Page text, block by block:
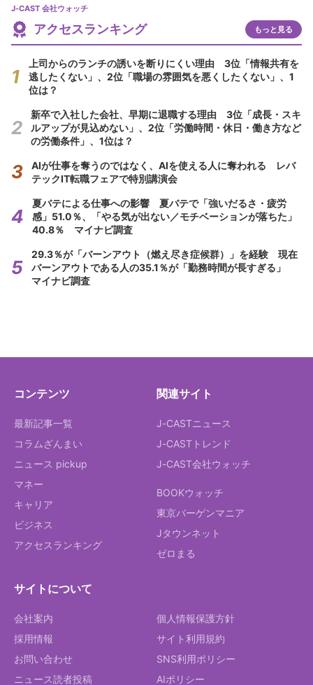
J-CAST 会社ウォッチ
アクセスランキング もっと見る
上司からのランチの誘いを断りにくい理由 3位「情報共有を
逃したくない」、2位「職場の雰囲気を悪くしたくない」、1
位は？
新卒で入社した会社、早期に退職する理由 3位「成長・スキ
ルアップが見込めない」、2位「労働時間・休日・働き方など
の労働条件」、1位は？
AIが仕事を奪うのではなく、AIを使える人に奪われる レバ
テックIT転職フェアで特別講演会
夏バテによる仕事への影響 夏バテで「強いだるさ・疲労
感」51.0％、「やる気が出ない／モチベーションが落ちた」
40.8％ マイナビ調査
29.3％が「バーンアウト（燃え尽き症候群）」を経験 現在
バーンアウトである人の35.1％が「勤務時間が長すぎる」
マイナビ調査
コンテンツ
最新記事一覧
コラムざんまい
ニュース pickup
マネー
キャリア
ビジネス
アクセスランキング
関連サイト
J-CASTニュース
J-CASTトレンド
J-CAST会社ウォッチ
BOOKウォッチ
東京バーゲンマニア
Jタウンネット
ゼロまる
サイトについて
会社案内
採用情報
お問い合わせ
ニュース読者投稿
個人情報保護方針
サイト利用規約
SNS利用ポリシー
AIポリシー